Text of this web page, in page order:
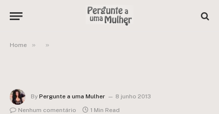
Home » »
By Pergunte a uma Mulher
8 junho 2013
Nenhum comentário
1 Min Read